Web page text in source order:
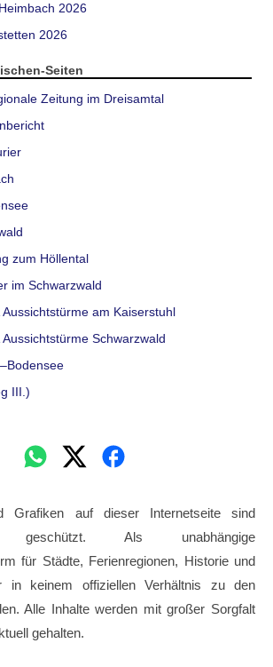
2026
2026
Seiten
Zeitung im Dreisamtal
zum Höllental
im Schwarzwald
am Kaiserstuhl
Schwarzwald
III.)
Grafiken auf dieser Internetseite sind
geschützt. Als unabhängige
für Städte, Ferienregionen, Historie und
in keinem offiziellen Verhältnis zu den
Alle Inhalte werden mit großer Sorgfalt
gehalten.